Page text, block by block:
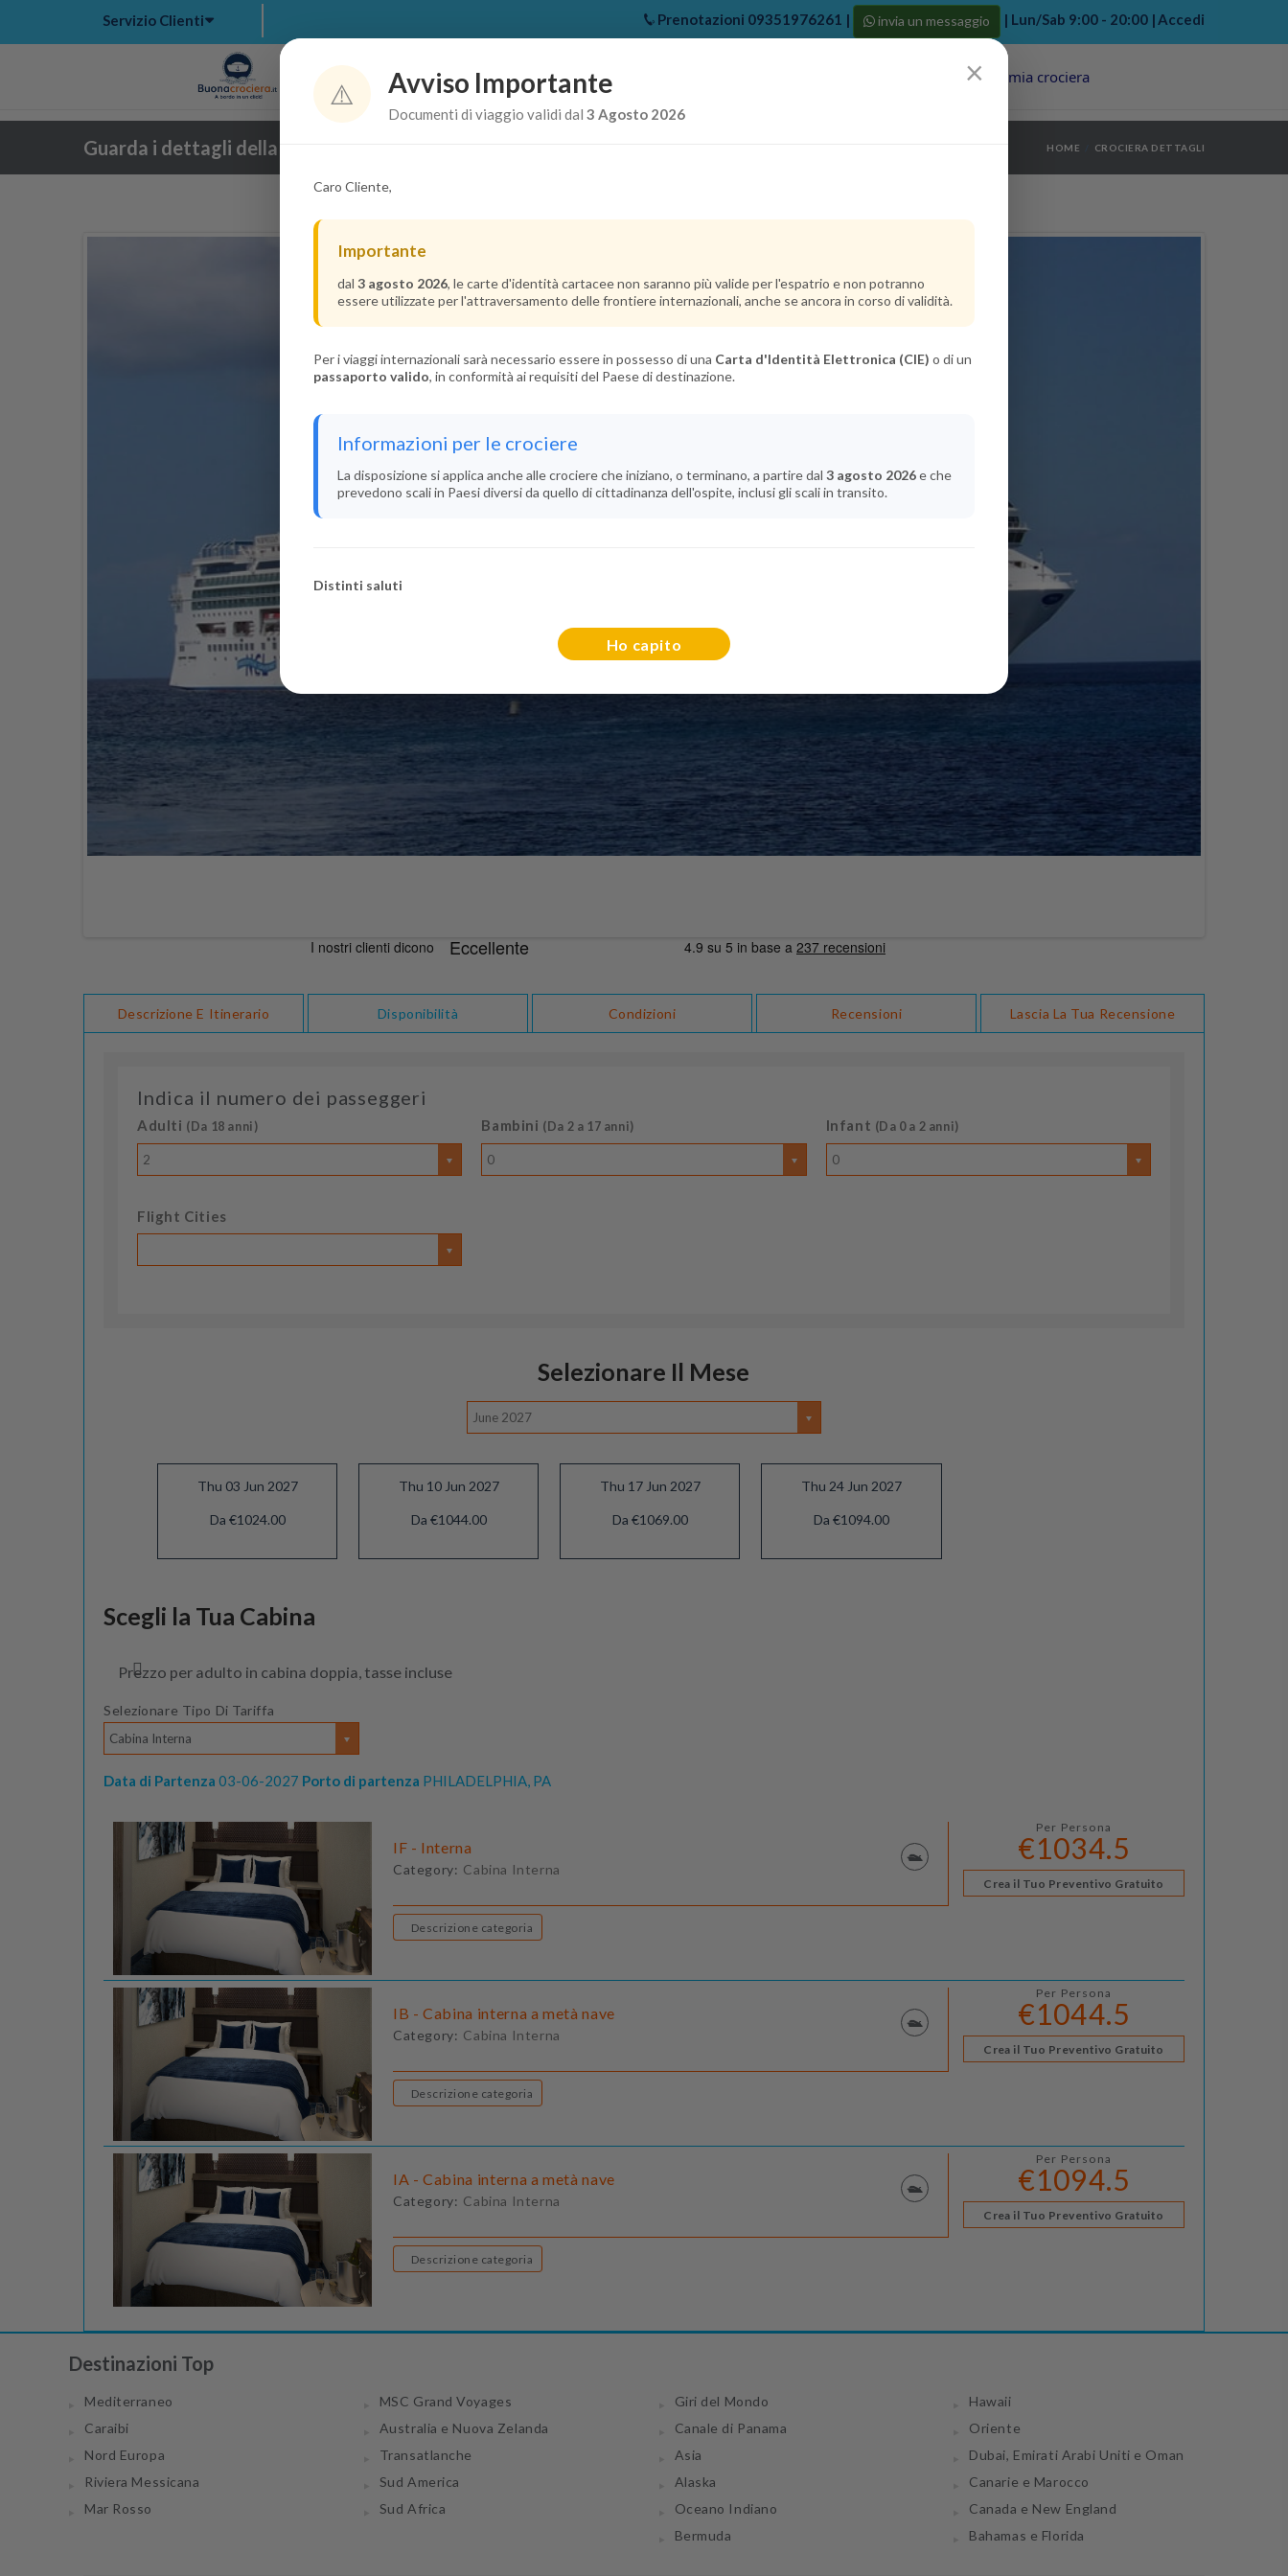
>
>
Servizio Clienti Prenotazioni 09351976261 | invia un messaggio | Lun/Sab 9:00 - 20:00 |Accedi
Home Chi Siamo Offerte Crociere Last Minute La mia crociera
Guarda i dettagli della crociera HOME CROCIERA DETTAGLI
Descrizione E Itinerario Disponibilità Condizioni Recensioni Lascia La Tua Recensione
Indica il numero dei passeggeri
Adulti (Da 18 anni)
2
Bambini (Da 2 a 17 anni)
0
Infant (Da 0 a 2 anni)
0
Flight Cities
Selezionare Il Mese
June 2027
Thu 03 Jun 2027
Da €1024.00
Thu 10 Jun 2027
Da €1044.00
Thu 17 Jun 2027
Da €1069.00
Thu 24 Jun 2027
Da €1094.00
Scegli la Tua Cabina
Prezzo per adulto in cabina doppia, tasse incluse
Selezionare Tipo Di Tariffa
Cabina Interna
Data di Partenza 03-06-2027 Porto di partenza PHILADELPHIA, PA
IF - Interna
Category: Cabina Interna
Per Persona
€1034.5
Crea il Tuo Preventivo Gratuito
Descrizione categoria
IB - Cabina interna a metà nave
Category: Cabina Interna
Per Persona
€1044.5
Crea il Tuo Preventivo Gratuito
Descrizione categoria
IA - Cabina interna a metà nave
Category: Cabina Interna
Per Persona
€1094.5
Crea il Tuo Preventivo Gratuito
Descrizione categoria
Destinazioni Top
Mediterraneo
Caraibi
Nord Europa
Riviera Messicana
Mar Rosso
MSC Grand Voyages
Australia e Nuova Zelanda
Transatlanche
Sud America
Sud Africa
Giri del Mondo
Canale di Panama
Asia
Alaska
Oceano Indiano
Bermuda
Hawaii
Oriente
Dubai, Emirati Arabi Uniti e Oman
Canarie e Marocco
Canada e New England
Bahamas e Florida
×
⚠️ Avviso Importante
Documenti di viaggio validi dal 3 Agosto 2026
Caro Cliente,
Importante
dal 3 agosto 2026, le carte d'identità cartacee non saranno più valide per l'espatrio e non potranno
essere utilizzate per l'attraversamento delle frontiere internazionali, anche se ancora in corso di validità.
Per i viaggi internazionali sarà necessario essere in possesso di una Carta d'Identità Elettronica (CIE) o di un
passaporto valido, in conformità ai requisiti del Paese di destinazione.
Informazioni per le crociere
La disposizione si applica anche alle crociere che iniziano, o terminano, a partire dal 3 agosto 2026e che
prevedono scali in Paesi diversi da quello di cittadinanza dell'ospite, inclusi gli scali in transito.
Distinti saluti
Ho capito